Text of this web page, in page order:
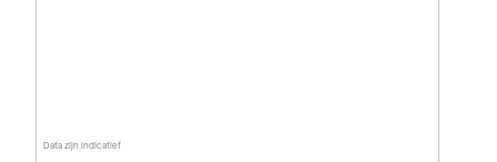
Data zijn indicatief